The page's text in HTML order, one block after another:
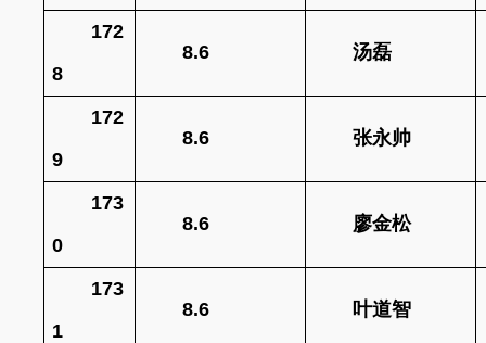
172
8
8.6 汤磊
172
9
8.6 张永帅
173
0
8.6 廖金松
173
1
8.6 叶道智